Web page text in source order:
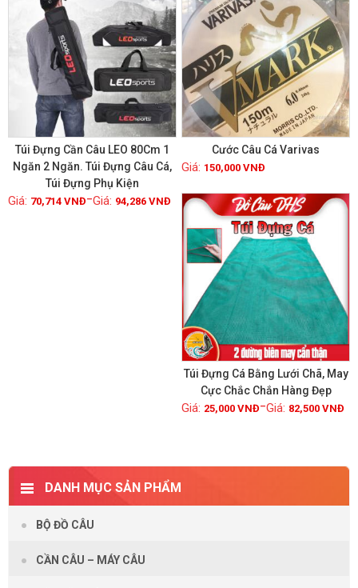
Xem chi tiết
Túi Đựng Cần Câu LEO 80Cm 1
Ngăn 2 Ngăn. Túi Đựng Câu Cá,
Túi Đựng Phụ Kiện
70,714 VNĐ– 94,286 VNĐ Xem chi tiết
Cước Câu Cá Varivas
150,000 VNĐ
GIẢM GIÁ!
Túi Đựng Cá Bằng Lưới Chã, May
Cực Chắc Chắn Hàng Đẹp
25,000 VNĐ– 82,500 VNĐ
DANH MỤC SẢN PHẨM
BỘ ĐỒ CÂU
CẦN CÂU – MÁY CÂU